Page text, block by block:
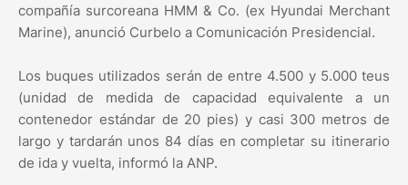
compañía surcoreana HMM & Co. (ex Hyundai Merchant
Marine), anunció Curbelo a Comunicación Presidencial.
Los buques utilizados serán de entre 4.500 y 5.000 teus
(unidad de medida de capacidad equivalente a un
contenedor estándar de 20 pies) y casi 300 metros de
largo y tardarán unos 84 días en completar su itinerario
de ida y vuelta, informó la ANP.